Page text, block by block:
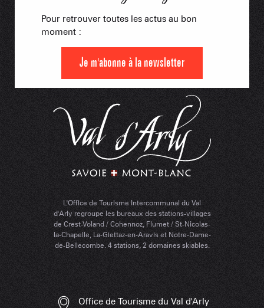
L'Office de Tourisme Intercommunal du Val
d'Arly regroupe les bureaux des stations-villages
de Crest-Voland / Cohennoz, Flumet / St-Nicolas-
la-Chapelle, La-Giettaz-en-Aravis et Notre-Dame-
de-Bellecombe. 4 stations, 2 domaines skiables.
Pour retrouver toutes les actus au bon
moment :
Je m'abonne à la newsletter
Office de Tourisme du Val d'Arly